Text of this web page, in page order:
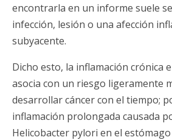
encontrarla en un informe suele
infección, lesión o una afección
subyacente.
Dicho esto, la inflamación crónica
asocia con un riesgo ligeramente
desarrollar cáncer con el tiempo;
inflamación prolongada causada
Helicobacter pylori en el